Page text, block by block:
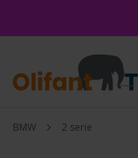
BMW 2 serie